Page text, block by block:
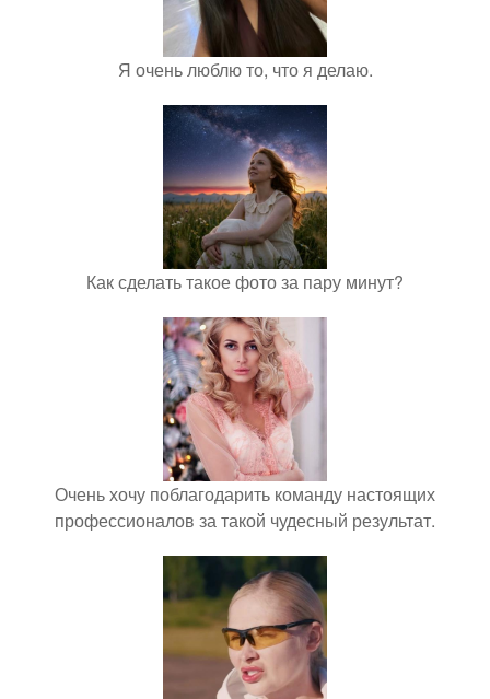
Я очень люблю то, что я делаю.
Как сделать такое фото за пару минут?
Очень хочу поблагодарить команду настоящих
профессионалов за такой чудесный результат.